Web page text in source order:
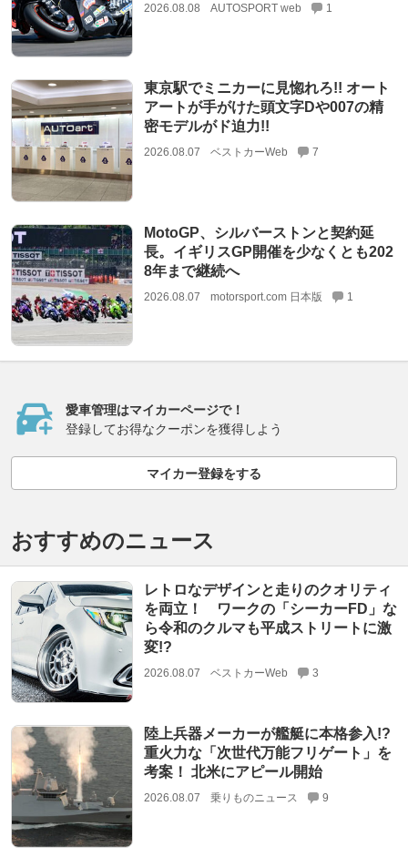
2026.08.08 AUTOSPORT web 1
東京駅でミニカーに見惚れろ!! オート
アートが手がけた頭文字Dや007の精
密モデルがド迫力!!
2026.08.07 ベストカーWeb 7
MotoGP、シルバーストンと契約延
長。イギリスGP開催を少なくとも202
8年まで継続へ
2026.08.07 motorsport.com 日本版 1
愛車管理はマイカーページで！
登録してお得なクーポンを獲得しよう
マイカー登録をする
おすすめのニュース
レトロなデザインと走りのクオリティ
を両立！ ワークの「シーカーFD」な
ら令和のクルマも平成ストリートに激
変!?
2026.08.07 ベストカーWeb 3
陸上兵器メーカーが艦艇に本格参入!?
重火力な「次世代万能フリゲート」を
考案！ 北米にアピール開始
2026.08.07 乗りものニュース 9